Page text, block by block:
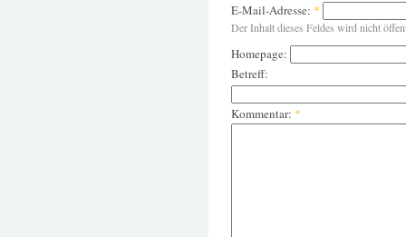
E-Mail-Adresse: *
Der Inhalt dieses Feldes wird nicht
Homepage:
Betreff:
Kommentar: *